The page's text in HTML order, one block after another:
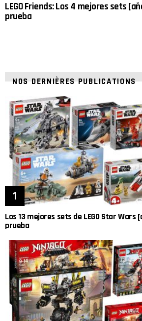
LEGO Friends: Los 4 mejores sets
prueba
NOS DERNIÈRES PUBLICATIONS
Los 13 mejores sets de LEGO Star Wars
prueba